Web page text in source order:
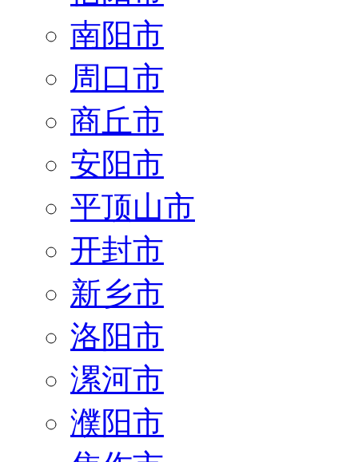
南阳市
周口市
商丘市
安阳市
平顶山市
开封市
新乡市
洛阳市
漯河市
濮阳市